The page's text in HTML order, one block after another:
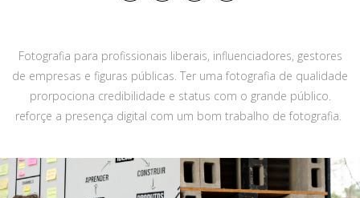
Fotografia para profissionais liberais, influenciadores, gestores
de empresas e figuras públicas. Ter uma fotografia de qualidade
prorpociona credibilidade e status com o grande público.
reforçe a presença digital com um bom trabalho de fotografia.